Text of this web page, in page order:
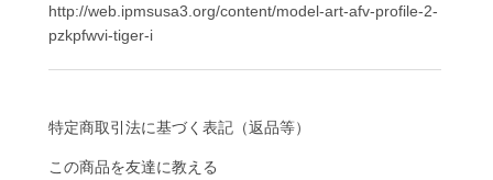
http://web.ipmsusa3.org/content/model-art-afv-profile-2-
pzkpfwvi-tiger-i
特定商取引法に基づく表記（返品等）
この商品を友達に教える